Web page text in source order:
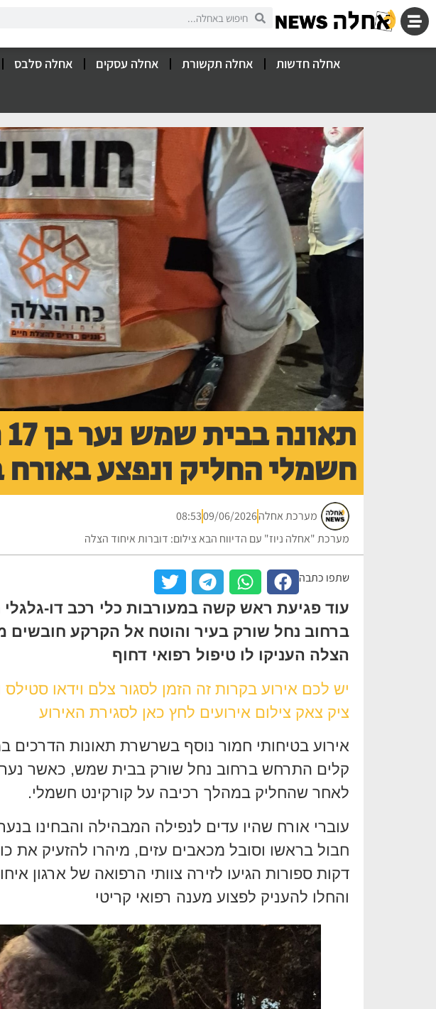
אחלה חדשות אחלה תקשורת אחלה עסקים אחלה סלבס
חשמלי החליק ונפצע באורח
מערכת אחלה09/06/2026
08:53
מערכת "אחלה ניוז" עם הדיווח הבא צילום: דוברות איחוד הצלה
שתפו כתבה
עוד פגיעת ראש קשה במעורבות כלי רכב דו-
ברחוב נחל שורק בעיר והוטח אל הקרקע חובשים
הצלה העניקו לו טיפול רפואי דחוף
יש לכם אירוע בקרות זה הזמן לסגור צלם וידאו
ציק צאק צילום אירועים לחץ כאן לסגירת האירוע
אירוע בטיחותי חמור נוסף בשרשרת תאונות הדרכים
לאחר שהחליק במהלך רכיבה על קורקינט חשמלי.
עוברי אורח שהיו עדים לנפילה המבהילה והבחינו
חבול בראשו וסובל מכאבים עזים, מיהרו להזעיק את
דקות ספורות הגיעו לזירה צוותי הרפואה של ארגון
והחלו להעניק לפצוע מענה רפואי קריטי